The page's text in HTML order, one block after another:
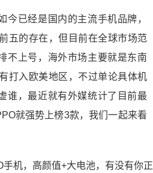
今已经是国内的主流手机品牌，
五的存在，但目前在全球市场范
不上号，海外市场主要就是东南
打入欧美地区，不过单论具体机
谁，最近就有外媒统计了目前最
就强势上榜3款，我们一起来看